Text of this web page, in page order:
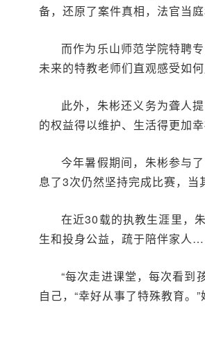
备，还原了案件真相，法官当
而作为乐山师范学院特聘
未来的特教老师们直观感受如
此外，朱彬还义务为聋人
的权益得以维护、生活得更加幸
今年暑假期间，朱彬参与
息了3次仍然坚持完成比赛，
在近30载的执教生涯里，
生和投身公益，疏于陪伴家人
“每次走进课堂，每次看到
自己，“幸好从事了特殊教育。”